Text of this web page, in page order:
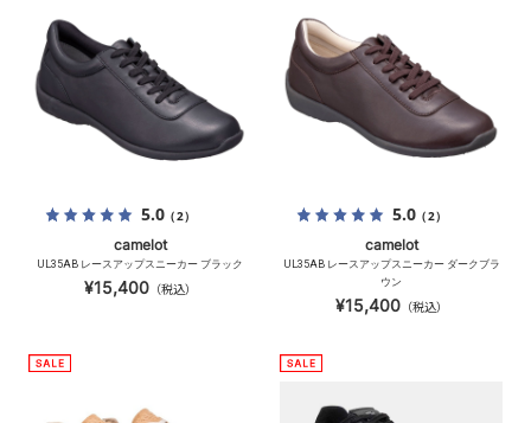
5.0（2）
camelot
UL35AB レースアップスニーカー ブラック
¥15,400（税込）
5.0（2）
camelot
UL35AB レースアップスニーカー ダークブラ
ウン
¥15,400（税込）